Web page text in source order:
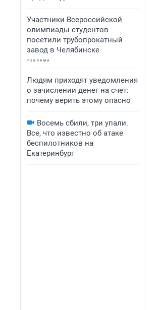
Участники Всероссийской
олимпиады студентов
посетили трубопрокатный
завод в Челябинске
Людям приходят уведомления
о зачислении денег на счет:
почему верить этому опасно
Восемь сбили, три упали.
Все, что известно об атаке
беспилотников на
Екатеринбург